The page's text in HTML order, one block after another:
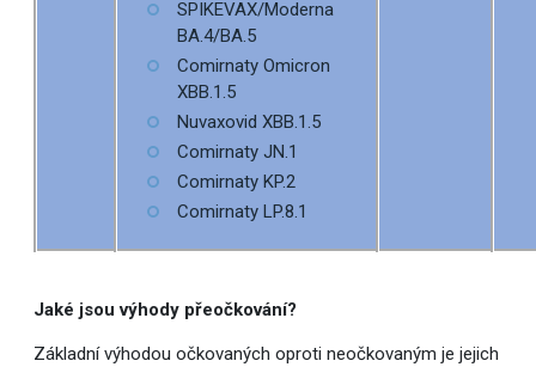
SPIKEVAX/Moderna
BA.4/BA.5
Comirnaty Omicron
XBB.1.5
Nuvaxovid XBB.1.5
Comirnaty JN.1
Comirnaty KP.2
Comirnaty LP.8.1
Jaké jsou výhody přeočkování?
Základní výhodou očkovaných oproti neočkovaným je jejich